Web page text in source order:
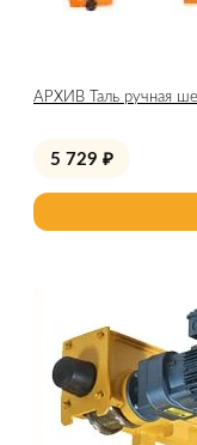
АРХИВ Таль ручная
5 729 ₽